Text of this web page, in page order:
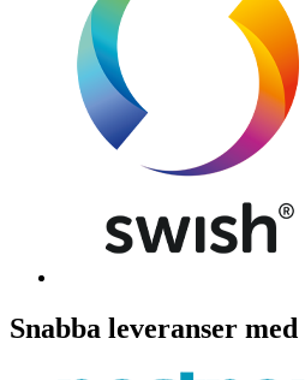
Snabba leveranser med